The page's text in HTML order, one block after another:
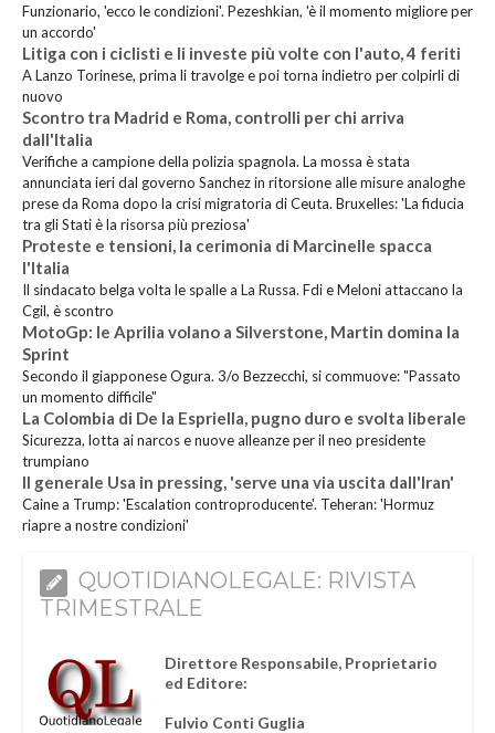
Funzionario, 'ecco le condizioni'. Pezeshkian, 'è il momento migliore per
un accordo'
Litiga con i ciclisti e li investe più volte con l'auto, 4 feriti
A Lanzo Torinese, prima li travolge e poi torna indietro per colpirli di
nuovo
Scontro tra Madrid e Roma, controlli per chi arriva
dall'Italia
Verifiche a campione della polizia spagnola. La mossa è stata
annunciata ieri dal governo Sanchez in ritorsione alle misure analoghe
prese da Roma dopo la crisi migratoria di Ceuta. Bruxelles: 'La fiducia
tra gli Stati è la risorsa più preziosa'
Proteste e tensioni, la cerimonia di Marcinelle spacca
l'Italia
Il sindacato belga volta le spalle a La Russa. Fdi e Meloni attaccano la
Cgil, è scontro
MotoGp: le Aprilia volano a Silverstone, Martin domina la
Sprint
Secondo il giapponese Ogura. 3/o Bezzecchi, si commuove: "Passato
un momento difficile"
La Colombia di De la Espriella, pugno duro e svolta liberale
Sicurezza, lotta ai narcos e nuove alleanze per il neo presidente
trumpiano
Il generale Usa in pressing, 'serve una via uscita dall'Iran'
Caine a Trump: 'Escalation controproducente'. Teheran: 'Hormuz
riapre a nostre condizioni'
QUOTIDIANOLEGALE: RIVISTA
TRIMESTRALE
Direttore Responsabile, Proprietario
ed Editore:
Fulvio Conti Guglia